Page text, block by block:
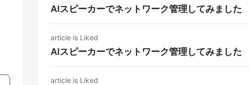
AIスピーカーでネットワーク管理してみました
article is Liked
AIスピーカーでネットワーク管理してみました
article is Liked